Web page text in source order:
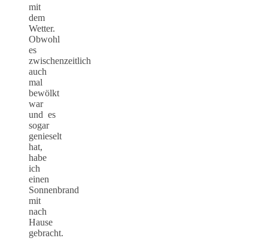
mit
dem
Wetter.
Obwohl
es
zwischenzeitlich
auch
mal
bewölkt
war
und es
sogar
genieselt
hat,
habe
ich
einen
Sonnenbrand
mit
nach
Hause
gebracht.